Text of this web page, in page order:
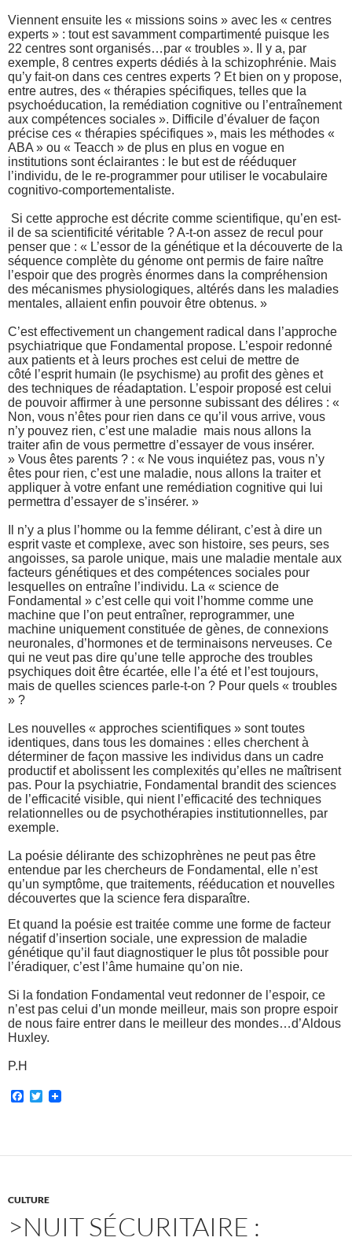
Viennent ensuite les « missions soins » avec les « centres
experts » : tout est savamment compartimenté puisque les
22 centres sont organisés…par « troubles ». Il y a, par
exemple, 8 centres experts dédiés à la schizophrénie. Mais
qu’y fait-on dans ces centres experts ? Et bien on y propose,
entre autres, des « thérapies spécifiques, telles que la
psychoéducation, la remédiation cognitive ou l’entraînement
aux compétences sociales ». Difficile d’évaluer de façon
précise ces « thérapies spécifiques », mais les méthodes «
ABA » ou « Teacch » de plus en plus en vogue en
institutions sont éclairantes : le but est de rééduquer
l’individu, de le re-programmer pour utiliser le vocabulaire
cognitivo-comportementaliste.
Si cette approche est décrite comme scientifique, qu’en est-
il de sa scientificité véritable ? A-t-on assez de recul pour
penser que : « L’essor de la génétique et la découverte de la
séquence complète du génome ont permis de faire naître
l’espoir que des progrès énormes dans la compréhension
des mécanismes physiologiques, altérés dans les maladies
mentales, allaient enfin pouvoir être obtenus. »
C’est effectivement un changement radical dans l’approche
psychiatrique que Fondamental propose. L’espoir redonné
aux patients et à leurs proches est celui de mettre de
côté l’esprit humain (le psychisme) au profit des gènes et
des techniques de réadaptation. L’espoir proposé est celui
de pouvoir affirmer à une personne subissant des délires : «
Non, vous n’êtes pour rien dans ce qu’il vous arrive, vous
n’y pouvez rien, c’est une maladie mais nous allons la
traiter afin de vous permettre d’essayer de vous insérer.
» Vous êtes parents ? : « Ne vous inquiétez pas, vous n’y
êtes pour rien, c’est une maladie, nous allons la traiter et
appliquer à votre enfant une remédiation cognitive qui lui
permettra d’essayer de s’insérer. »
Il n’y a plus l’homme ou la femme délirant, c’est à dire un
esprit vaste et complexe, avec son histoire, ses peurs, ses
angoisses, sa parole unique, mais une maladie mentale aux
facteurs génétiques et des compétences sociales pour
lesquelles on entraîne l’individu. La « science de
Fondamental » c’est celle qui voit l’homme comme une
machine que l’on peut entraîner, reprogrammer, une
machine uniquement constituée de gènes, de connexions
neuronales, d’hormones et de terminaisons nerveuses. Ce
qui ne veut pas dire qu’une telle approche des troubles
psychiques doit être écartée, elle l’a été et l’est toujours,
mais de quelles sciences parle-t-on ? Pour quels « troubles
» ?
Les nouvelles « approches scientifiques » sont toutes
identiques, dans tous les domaines : elles cherchent à
déterminer de façon massive les individus dans un cadre
productif et abolissent les complexités qu’elles ne maîtrisent
pas. Pour la psychiatrie, Fondamental brandit des sciences
de l’efficacité visible, qui nient l’efficacité des techniques
relationnelles ou de psychothérapies institutionnelles, par
exemple.
La poésie délirante des schizophrènes ne peut pas être
entendue par les chercheurs de Fondamental, elle n’est
qu’un symptôme, que traitements, rééducation et nouvelles
découvertes que la science fera disparaître.
Et quand la poésie est traitée comme une forme de facteur
négatif d’insertion sociale, une expression de maladie
génétique qu’il faut diagnostiquer le plus tôt possible pour
l’éradiquer, c’est l’âme humaine qu’on nie.
Si la fondation Fondamental veut redonner de l’espoir, ce
n’est pas celui d’un monde meilleur, mais son propre espoir
de nous faire entrer dans le meilleur des mondes…d’Aldous
Huxley.
P.H
F
o
T
e
CULTURE
>NUIT SÉCURITAIRE :